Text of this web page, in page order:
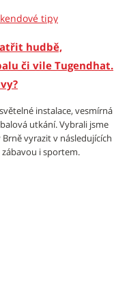
tipy
hudbě,
či vile Tugendhat.
instalace, vesmírná
utkání. Vybrali jsme
vyrazit v následujících
i sportem.